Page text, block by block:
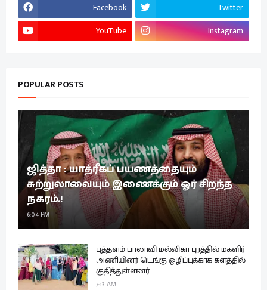
Facebook
Twitter
YouTube
Instagram
POPULAR POSTS
ஜித்தா : யாத்ரீகப் பயணத்தையும்
சுற்றுலாவையும் இணைக்கும் ஓர் சிறந்த
நகரம்.!
6:04 PM
புத்தளம் பாலாவி மல்லிகா புரத்தில் மகளிர்
அணியினர் டெங்கு ஒழிப்புக்காக களத்தில்
குதித்துள்ளனர்.
7:13 AM